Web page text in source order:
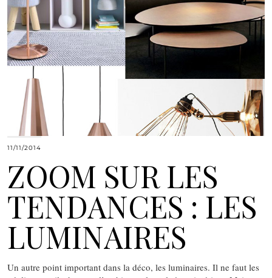
11/11/2014
ZOOM SUR LES
TENDANCES : LES
LUMINAIRES
Un autre point important dans la déco, les luminaires. Il ne faut les